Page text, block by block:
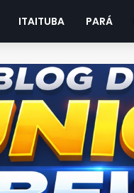
ITAITUBA PARÁ